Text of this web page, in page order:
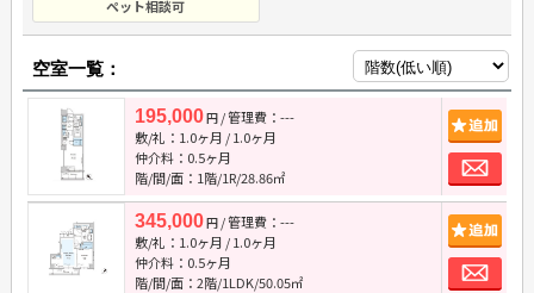
ペット相談可
空室一覧：
195,000円/ 管理費：---
敷/礼： 1.0ヶ月 /1.0ヶ月
仲介料： 0.5ヶ月
階/間/面：1階/1R/28.86㎡
追
お
345,000円/ 管理費：---
敷/礼： 1.0ヶ月 /1.0ヶ月
仲介料： 0.5ヶ月
階/間/面：2階/1LDK/50.05㎡
追
お